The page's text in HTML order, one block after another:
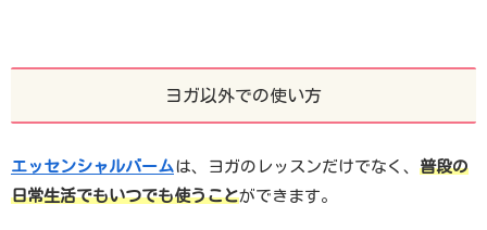
ヨガ以外での使い方
エッセンシャルバームは、ヨガのレッスンだけでなく、 普段の
日常生活でもいつでも使うことができます。